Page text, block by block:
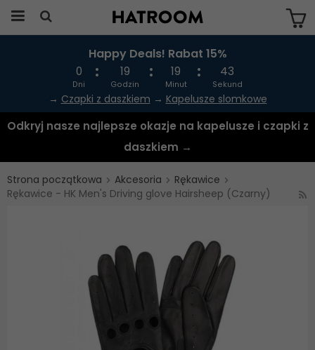
Produkten har blivit tillagd i varukorgen
Happy Deals! Rabat 15%
0
Dni
19
Godzin
19
Minut
43
Sekund
→ Czapki z daszkiem → Kapelusze slomkowe
Odkryj nasze najlepsze okazje na kapelusze i czapki z
daszkiem →
Strona początkowa Akcesoria
Rękawice
Rękawice - HK Men's Driving glove Hairsheep (Czarny)